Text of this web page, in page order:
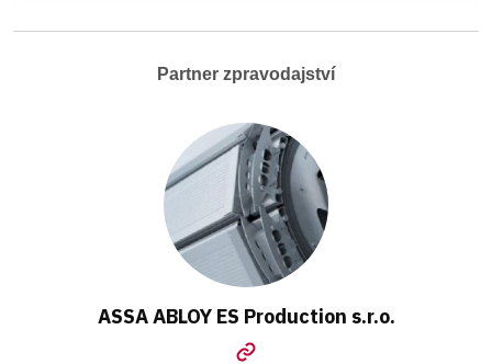
Partner zpravodajství
ASSA ABLOY ES Production s.r.o.